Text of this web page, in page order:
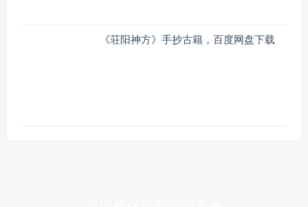
《荘阳神方》手抄古籍，百度网盘下载